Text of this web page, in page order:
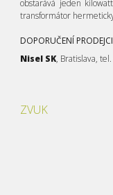
obstarává jeden
transformátor
DOPORUČENÍ PRODEJCI
Nisel SK, Bratislava,
ZVUK